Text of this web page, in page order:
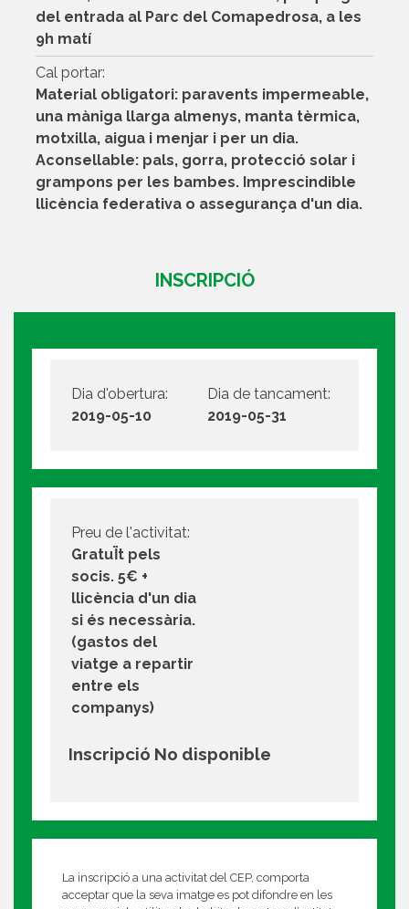
del entrada al Parc del Comapedrosa, a les
9h matí
Cal portar:
Material obligatori: paravents impermeable,
una màniga llarga almenys, manta tèrmica,
motxilla, aigua i menjar i per un dia.
Aconsellable: pals, gorra, protecció solar i
grampons per les bambes. Imprescindible
llicència federativa o assegurança d'un dia.
INSCRIPCIÓ
Dia d'obertura:
2019-05-10
Dia de tancament:
2019-05-31
Preu de l'activitat:
GratuÏt pels
socis. 5€ +
llicència d'un dia
si és necessària.
(gastos del
viatge a repartir
entre els
companys)
Inscripció No disponible
La inscripció a una activitat del CEP, comporta
acceptar que la seva imatge es pot difondre en les